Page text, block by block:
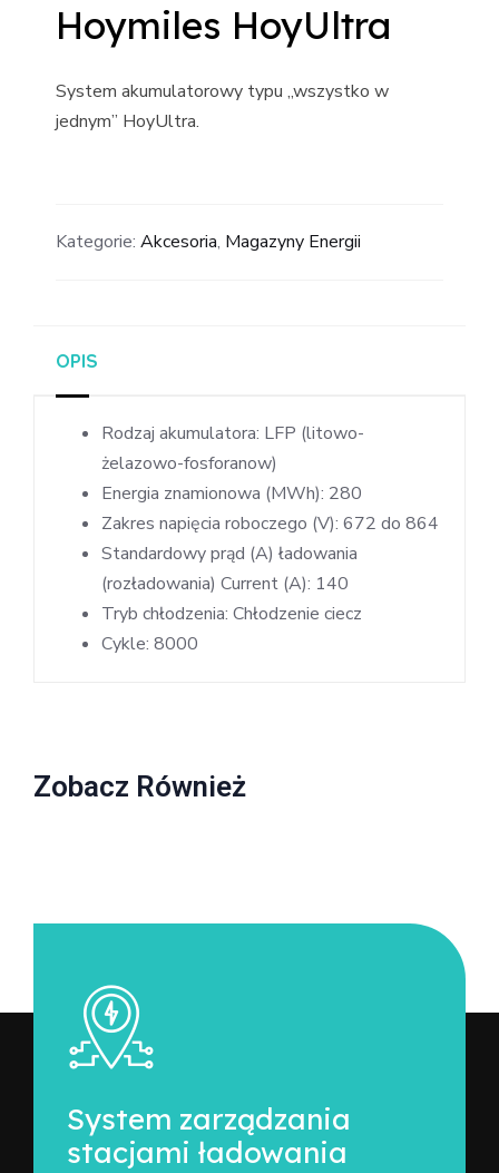
Hoymiles HoyUltra
System akumulatorowy typu „wszystko w
jednym” HoyUltra.
Kategorie: Akcesoria, Magazyny Energii
OPIS
Rodzaj akumulatora: LFP (litowo-
żelazowo-fosforanow)
Energia znamionowa (MWh): 280
Zakres napięcia roboczego (V): 672 do 864
Standardowy prąd (A) ładowania
(rozładowania) Current (A): 140
Tryb chłodzenia: Chłodzenie ciecz
Cykle: 8000
Zobacz Również
System zarządzania
stacjami ładowania